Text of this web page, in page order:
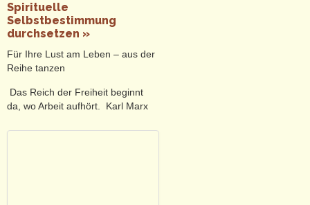
Spirituelle
Selbstbestimmung
durchsetzen »
Für Ihre Lust am Leben – aus der
Reihe tanzen
Das Reich der Freiheit beginnt
da, wo Arbeit aufhört. Karl Marx